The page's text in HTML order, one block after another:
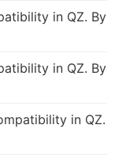
in QZ. By
in QZ. By
in QZ.